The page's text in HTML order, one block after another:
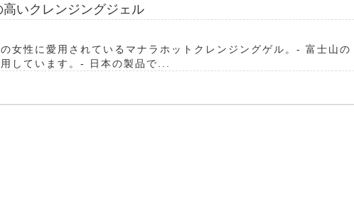
いクレンジングジェル
女性に愛用されているマナラホットクレンジングゲル。- 富士山の
しています。- 日本の製品で...